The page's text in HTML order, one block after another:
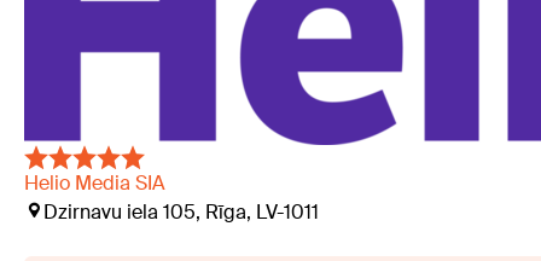
Helio Media SIA
Dzirnavu iela 105, Rīga, LV-1011